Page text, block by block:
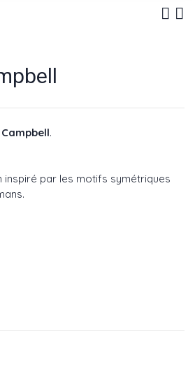
.
inspiré par les motifs symétriques